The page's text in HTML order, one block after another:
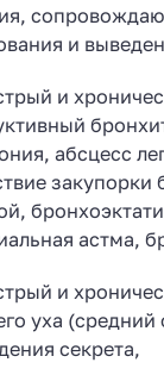
и
и
абсцесс
закупорки
астма,
и
уха (средний
секрета,